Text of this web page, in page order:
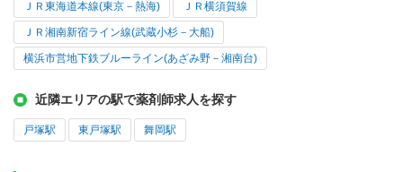
ＪＲ東海道本線(東京－熱海) ＪＲ横須賀線
ＪＲ湘南新宿ライン線(武蔵小杉－大船)
横浜市営地下鉄ブルーライン(あざみ野－湘南台)
近隣エリアの駅で薬剤師求人を探す
戸塚駅 東戸塚駅 舞岡駅